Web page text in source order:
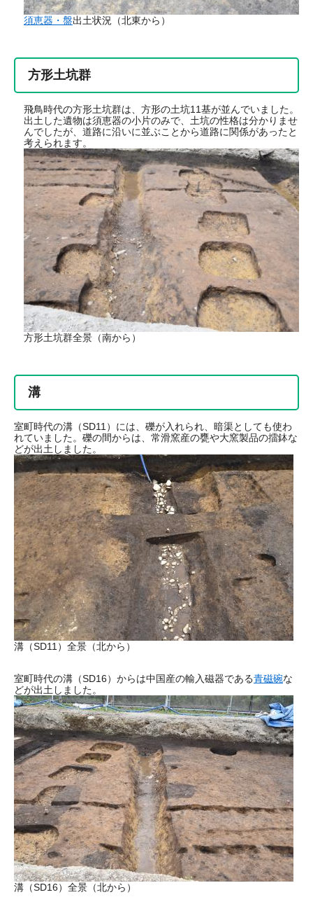
須恵器・盤出土状況（北東から）
方形土坑群
飛鳥時代の方形土坑群は、方形の土坑11基が並んでいました。
出土した遺物は須恵器の小片のみで、土坑の性格は分かりませ
んでしたが、道路に沿いに並ぶことから道路に関係があったと
考えられます。
​方形土坑群全景（南から）​
溝​
室町時代の溝（SD11）には、礫が入れられ、暗渠としても使わ
れていました。礫の間からは、常滑窯産の甕や大窯製品の擂鉢な
どが出土しました。
​溝（SD11）全景（北から）
室町時代の溝（SD16）からは中国産の輸入磁器である青磁碗な
どが出土しました。
溝（SD16）全景（北から）